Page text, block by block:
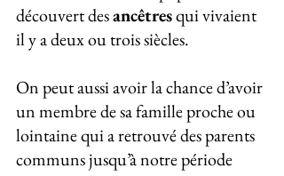
découvert des ancêtres qui vivaient
il y a deux ou trois siècles.
On peut aussi avoir la chance d’avoir
un membre de sa famille proche ou
lointaine qui a retrouvé des parents
communs jusqu’à notre période